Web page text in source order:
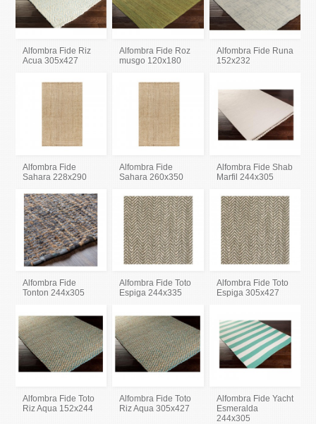
Alfombra Fide Riz
Acua 305x427
Alfombra Fide Roz
musgo 120x180
Alfombra Fide Runa
152x232
Alfombra Fide
Sahara 228x290
Alfombra Fide
Sahara 260x350
Alfombra Fide Shab
Marfil 244x305
Alfombra Fide
Tonton 244x305
Alfombra Fide Toto
Espiga 244x335
Alfombra Fide Toto
Espiga 305x427
Alfombra Fide Toto
Riz Aqua 152x244
Alfombra Fide Toto
Riz Aqua 305x427
Alfombra Fide Yacht
Esmeralda
244x305